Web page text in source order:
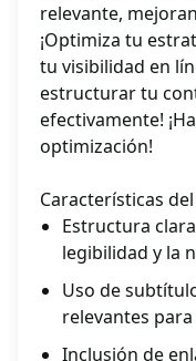
relevante,
¡Optimiza tu
tu visibilidad en
estructurar tu
efectivamente!
optimización!
Características
Estructura
legibilidad y la
Uso de
relevantes
Inclusión de